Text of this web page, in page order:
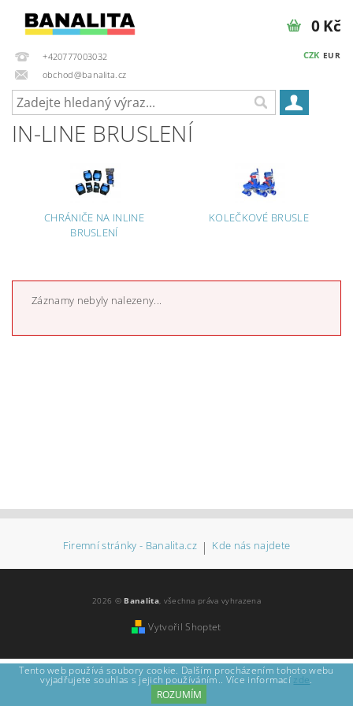
+420777003032
obchod@banalita.cz
CZK EUR
0 Kč
IN-LINE BRUSLENÍ
CHRÁNIČE NA INLINE
BRUSLENÍ
KOLEČKOVÉ BRUSLE
Záznamy nebyly nalezeny...
Firemní stránky - Banalita.cz | Kde nás najdete
2026 © Banalita, všechna práva vyhrazena
Vytvořil Shoptet
Tento web používá soubory cookie. Dalším procházením tohoto webu
vyjadřujete souhlas s jejich používáním.. Více informací zde.
ROZUMÍM